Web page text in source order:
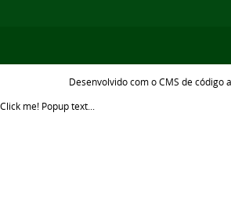
Desenvolvido com o CMS de código
Click me! Popup text...